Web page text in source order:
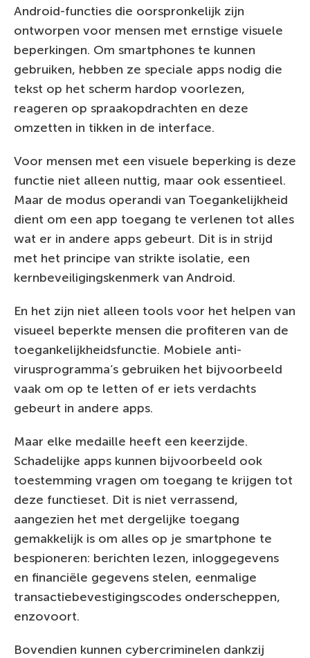
Android-functies die oorspronkelijk zijn
ontworpen voor mensen met ernstige visuele
beperkingen. Om smartphones te kunnen
gebruiken, hebben ze speciale apps nodig die
tekst op het scherm hardop voorlezen,
reageren op spraakopdrachten en deze
omzetten in tikken in de interface.
Voor mensen met een visuele beperking is deze
functie niet alleen nuttig, maar ook essentieel.
Maar de modus operandi van Toegankelijkheid
dient om een app toegang te verlenen tot alles
wat er in andere apps gebeurt. Dit is in strijd
met het principe van strikte isolatie, een
kernbeveiligingskenmerk van Android.
En het zijn niet alleen tools voor het helpen van
visueel beperkte mensen die profiteren van de
toegankelijkheidsfunctie. Mobiele anti-
virusprogramma’s gebruiken het bijvoorbeeld
vaak om op te letten of er iets verdachts
gebeurt in andere apps.
Maar elke medaille heeft een keerzijde.
Schadelijke apps kunnen bijvoorbeeld ook
toestemming vragen om toegang te krijgen tot
deze functieset. Dit is niet verrassend,
aangezien het met dergelijke toegang
gemakkelijk is om alles op je smartphone te
bespioneren: berichten lezen, inloggegevens
en financiële gegevens stelen, eenmalige
transactiebevestigingscodes onderscheppen,
enzovoort.
Bovendien kunnen cybercriminelen dankzij